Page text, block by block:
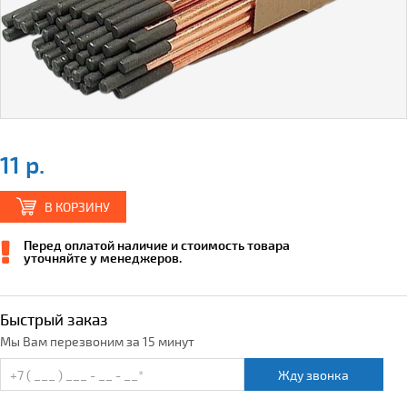
11 р.
В КОРЗИНУ
Перед оплатой наличие и стоимость товара
уточняйте у менеджеров.
Быстрый заказ
Мы Вам перезвоним за 15 минут
Жду звонка